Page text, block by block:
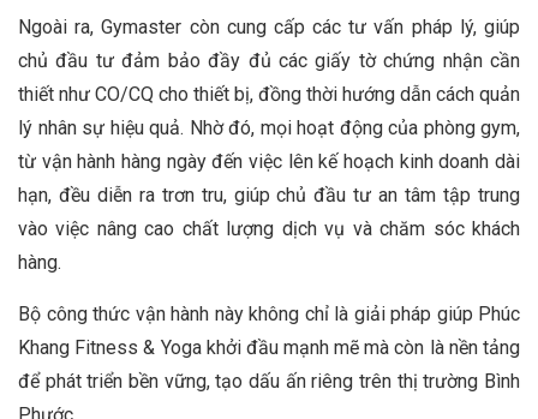
Ngoài ra, Gymaster còn cung cấp các tư vấn pháp lý, giúp
chủ đầu tư đảm bảo đầy đủ các giấy tờ chứng nhận cần
thiết như CO/CQ cho thiết bị, đồng thời hướng dẫn cách quản
lý nhân sự hiệu quả. Nhờ đó, mọi hoạt động của phòng gym,
từ vận hành hàng ngày đến việc lên kế hoạch kinh doanh dài
hạn, đều diễn ra trơn tru, giúp chủ đầu tư an tâm tập trung
vào việc nâng cao chất lượng dịch vụ và chăm sóc khách
hàng.
Bộ công thức vận hành này không chỉ là giải pháp giúp Phúc
Khang Fitness & Yoga khởi đầu mạnh mẽ mà còn là nền tảng
để phát triển bền vững, tạo dấu ấn riêng trên thị trường Bình
Phước.